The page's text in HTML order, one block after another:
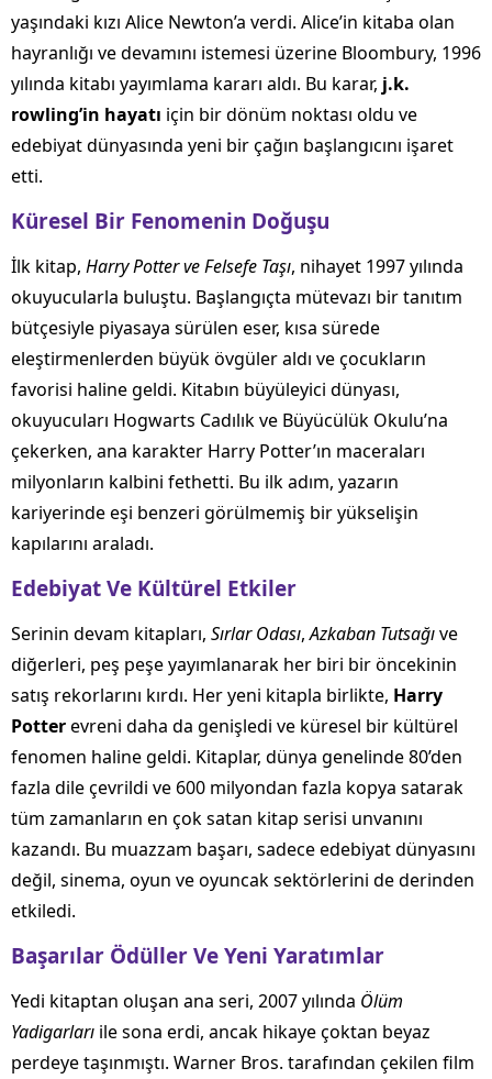
yaşındaki kızı Alice Newton’a verdi. Alice’in kitaba olan
hayranlığı ve devamını istemesi üzerine Bloombury, 1996
yılında kitabı yayımlama kararı aldı. Bu karar, j.k.
rowling’in hayatı için bir dönüm noktası oldu ve
edebiyat dünyasında yeni bir çağın başlangıcını işaret
etti.
Küresel Bir Fenomenin Doğuşu
İlk kitap, Harry Potter ve Felsefe Taşı, nihayet 1997 yılında
okuyucularla buluştu. Başlangıçta mütevazı bir tanıtım
bütçesiyle piyasaya sürülen eser, kısa sürede
eleştirmenlerden büyük övgüler aldı ve çocukların
favorisi haline geldi. Kitabın büyüleyici dünyası,
okuyucuları Hogwarts Cadılık ve Büyücülük Okulu’na
çekerken, ana karakter Harry Potter’ın maceraları
milyonların kalbini fethetti. Bu ilk adım, yazarın
kariyerinde eşi benzeri görülmemiş bir yükselişin
kapılarını araladı.
Edebiyat Ve Kültürel Etkiler
Serinin devam kitapları, Sırlar Odası,Azkaban Tutsağıve
diğerleri, peş peşe yayımlanarak her biri bir öncekinin
satış rekorlarını kırdı. Her yeni kitapla birlikte, Harry
Potterevreni daha da genişledi ve küresel bir kültürel
fenomen haline geldi. Kitaplar, dünya genelinde 80’den
fazla dile çevrildi ve 600 milyondan fazla kopya satarak
tüm zamanların en çok satan kitap serisi unvanını
kazandı. Bu muazzam başarı, sadece edebiyat dünyasını
değil, sinema, oyun ve oyuncak sektörlerini de derinden
etkiledi.
Başarılar Ödüller Ve Yeni Yaratımlar
Yedi kitaptan oluşan ana seri, 2007 yılında Ölüm
Yadigarları ile sona erdi, ancak hikaye çoktan beyaz
perdeye taşınmıştı. Warner Bros. tarafından çekilen film